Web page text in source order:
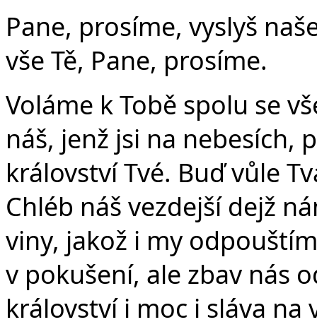
Pane, prosíme, vyslyš
vše Tě, Pane, prosíme.
Voláme k Tobě spolu se
náš, jenž jsi na nebesích,
království Tvé. Buď vůle
Chléb náš vezdejší dejž
viny, jakož i my
v pokušení, ale zbav nás
království i moc i sláva na